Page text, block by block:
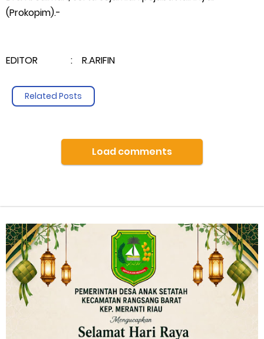
(Prokopim).-
EDITOR : R.ARIFIN
Related Posts
Load comments